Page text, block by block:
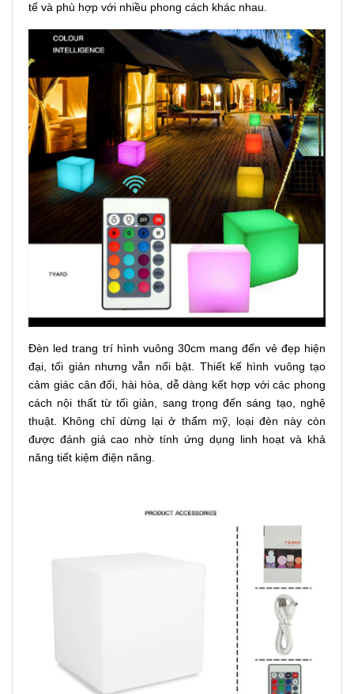
tế và phù hợp với nhiều phong cách khác nhau.
Đèn led trang trí hình vuông 30cm mang đến vẻ đẹp hiện
đại, tối giản nhưng vẫn nổi bật. Thiết kế hình vuông tạo
cảm giác cân đối, hài hòa, dễ dàng kết hợp với các phong
cách nội thất từ tối giản, sang trọng đến sáng tạo, nghệ
thuật. Không chỉ dừng lại ở thẩm mỹ, loại đèn này còn
được đánh giá cao nhờ tính ứng dụng linh hoạt và khả
năng tiết kiệm điện năng.